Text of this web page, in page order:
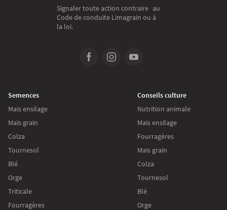
Signaler toute action contraire au
Code de conduite Limagrain ou à
la loi.
Semences
Maïs ensilage
Maïs grain
Colza
Tournesol
Blé
Orge
Triticale
Fourragères
Conseils culture
Nutrition animale
Maïs ensilage
Fourragères
Maïs grain
Colza
Tournesol
Blé
Orge